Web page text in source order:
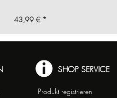
43,99 € *
SHOP SERVICE
Produkt registrieren